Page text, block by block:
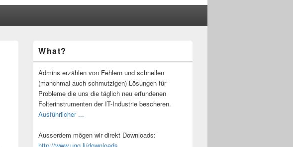
Seitenleisten-
Widgetbereich
What?
Admins erzählen von Fehlern und schnellen
(manchmal auch schmutzigen) Lösungen für
Probleme die uns die täglich neu erfundenen
Folterinstrumenten der IT-Industrie bescheren.
Ausführlicher ...
Ausserdem mögen wir direkt Downloads: